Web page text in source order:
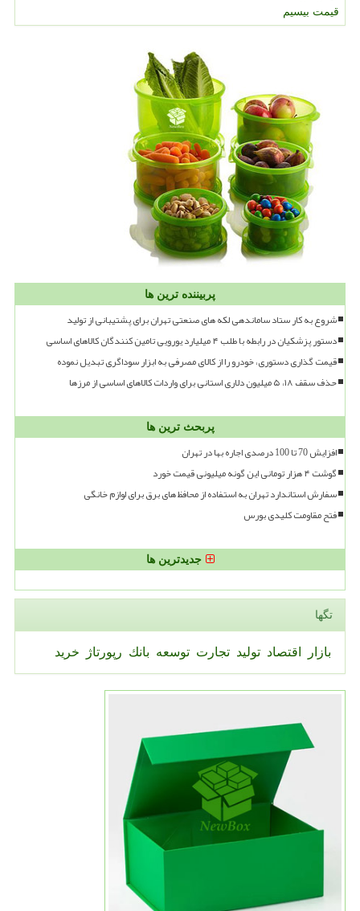
قیمت بیسیم
پربیننده ترین ها
شروع به کار ستاد ساماندهی لکه های صنعتی تهران برای پشتیبانی از تولید
دستور پزشکیان در رابطه با طلب ۴ میلیارد یورویی تامین کنندگان کالاهای اساسی
قیمت گذاری دستوری، خودرو را از کالای مصرفی به ابزار سوداگری تبدیل نموده
حذف سقف ۱۸، ۵ میلیون دلاری استانی برای واردات کالاهای اساسی از مرزها
پربحث ترین ها
افزایش 70 تا 100 درصدی اجاره بها در تهران
گوشت ۴ هزار تومانی این گونه میلیونی قیمت خورد
سفارش استاندارد تهران به استفاده از محافظ های برق برای لوازم خانگی
فتح مقاومت کلیدی بورس
جدیدترین ها
تگها
بازار اقتصاد تولید تجارت توسعه بانك رپورتاژ خرید